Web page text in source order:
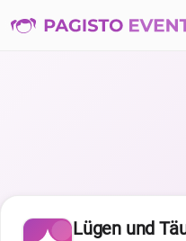
Lügen und